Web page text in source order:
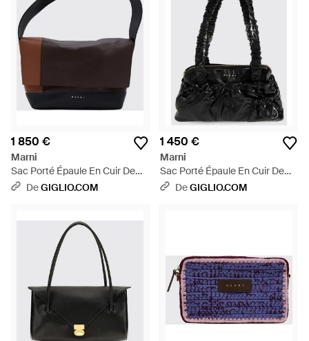
1 850 €
Marni
Sac Porté Épaule En Cuir De
Veau Bicolore Avec Rabat Et
DeGIGLIO.COM
1 450 €
Marni
Sac Porté Épaule En Cuir De
Veau Froncé Avec Double Anse
DeGIGLIO.COM